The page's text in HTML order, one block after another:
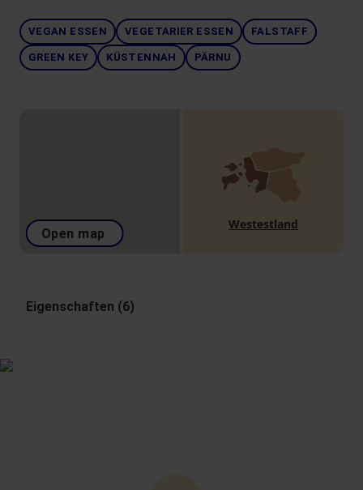
VEGAN ESSEN VEGETARIER ESSEN FALSTAFF
GREEN KEY KÜSTENNAH PÄRNU
Open map
Westestland
Eigenschaften (6)